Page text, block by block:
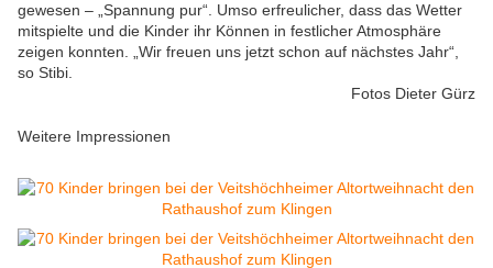
gewesen – „Spannung pur“. Umso erfreulicher, dass das Wetter
mitspielte und die Kinder ihr Können in festlicher Atmosphäre
zeigen konnten. „Wir freuen uns jetzt schon auf nächstes Jahr“,
so Stibi.
Fotos Dieter Gürz
Weitere Impressionen